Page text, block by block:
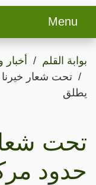
Menu
بوابة القلم
تحت شعار
يطلق
تحت
حدود